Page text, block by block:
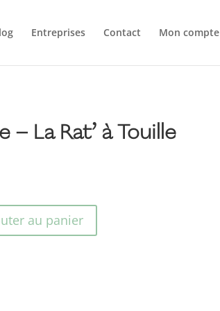
Entreprises Contact Mon compte
– La Rat’ à Touille
au panier